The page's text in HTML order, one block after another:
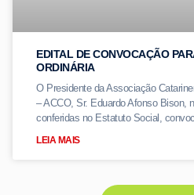
EDITAL DE CONVOCAÇÃO
ORDINÁRIA
O Presidente da Associação
– ACCO, Sr. Eduardo Afonso Bison,
conferidas no Estatuto Social,
LEIA MAIS